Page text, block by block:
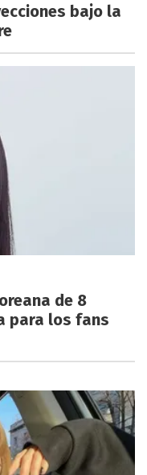
bajo la
de 8
para los fans